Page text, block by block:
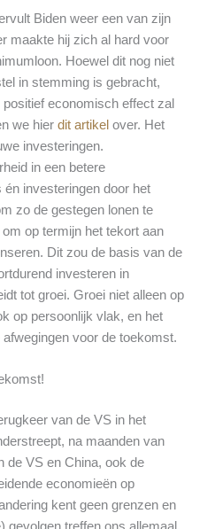
Biden weer een van zijn
maakte hij zich al hard voor
Hoewel dit nog niet
in stemming is gebracht,
economisch effect zal
we hier dit artikel over. Het
investeringen.
in een betere
investeringen door het
zo de gestegen lonen te
op termijn het tekort aan
Dit zou de basis van de
investeren in
tot groei. Groei niet alleen op
op persoonlijk vlak, en het
voor de toekomst.
van de VS in het
na maanden van
de VS en China, ook de
economieën op
kent geen grenzen en